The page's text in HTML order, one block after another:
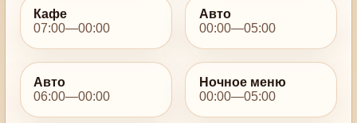
Кафе
07:00—00:00
Авто
00:00—05:00
Авто
06:00—00:00
Ночное меню
00:00—05:00